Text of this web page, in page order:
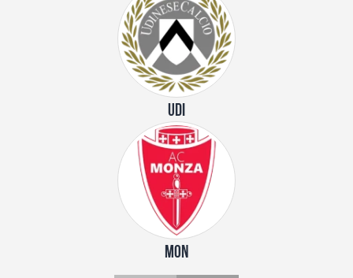
UDI
MON